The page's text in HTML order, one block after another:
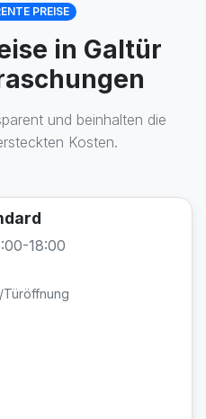
PREISE
in Galtür
und beinhalten die
Kosten.
18:00
/Türöffnung